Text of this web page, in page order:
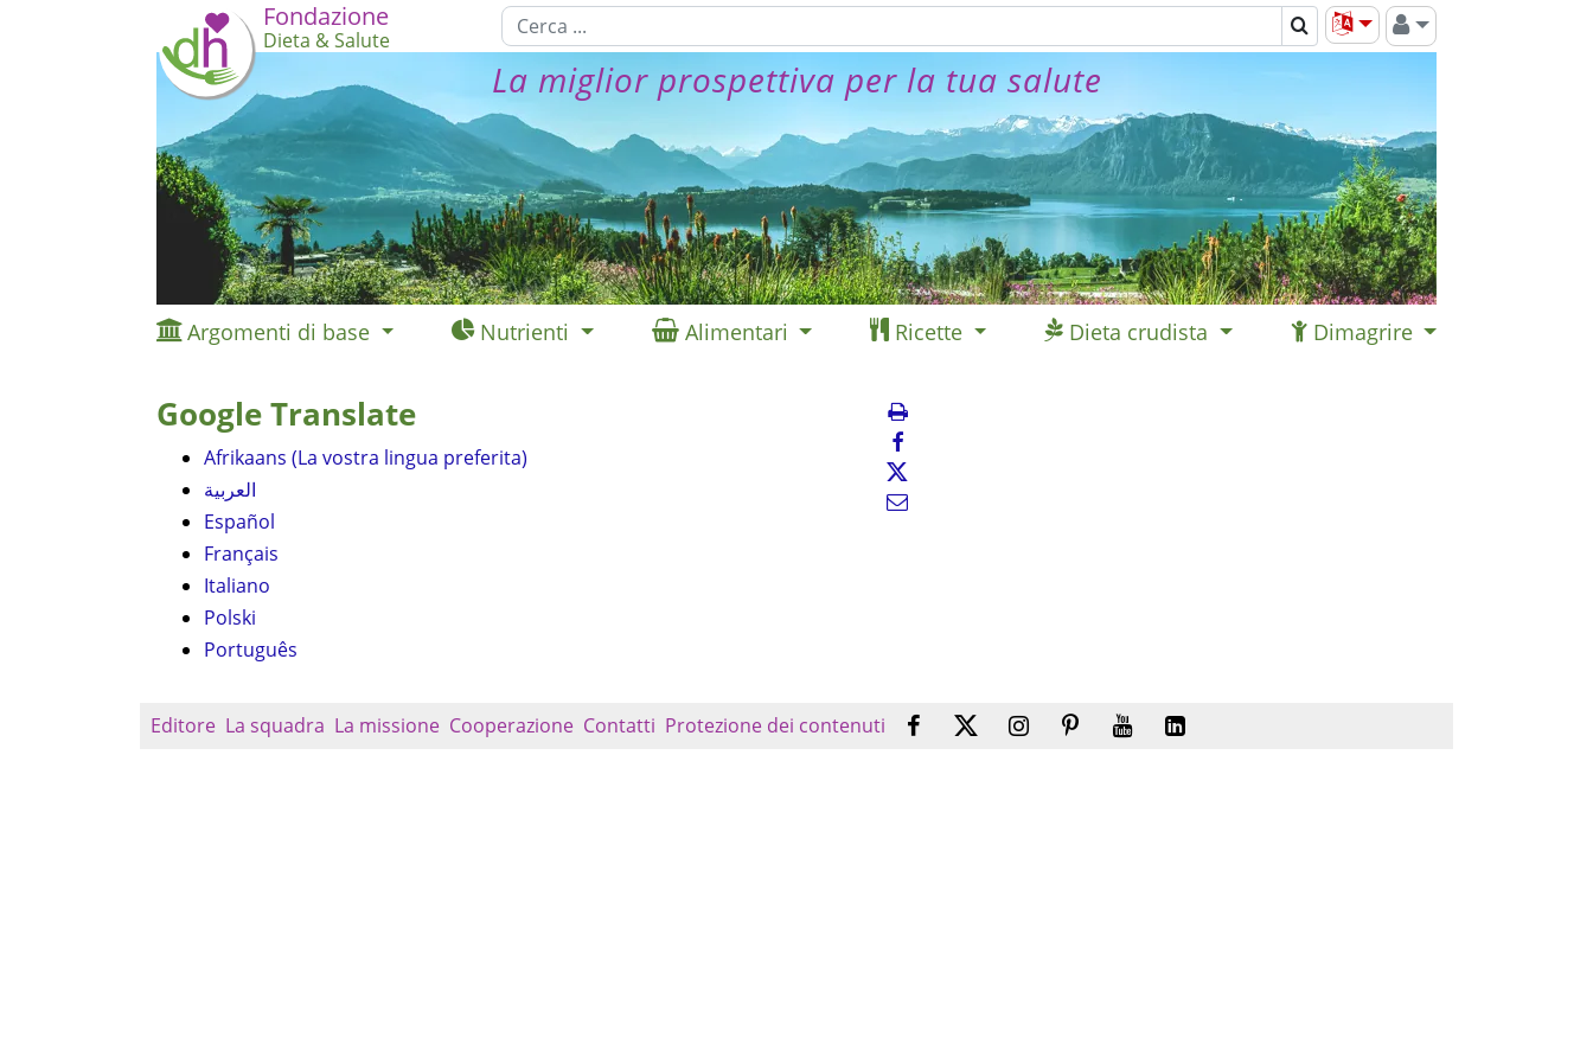
Fondazione
Dieta & Salute
La miglior prospettiva per la tua salute
Argomenti di base Nutrienti Alimentari Ricette Dieta crudista Dimagrire
Google Translate
Afrikaans (La vostra lingua preferita)
العربية
Español
Français
Italiano
Polski
Português
Editore La squadra La missione Cooperazione Contatti Protezione dei contenuti